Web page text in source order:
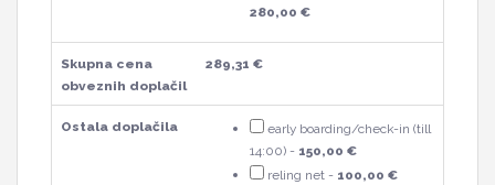
280,00 €
Skupna cena
obveznih doplačil
289,31 €
Ostala doplačila
early boarding/check-in (till
14:00) - 150,00 €
reling net - 100,00 €